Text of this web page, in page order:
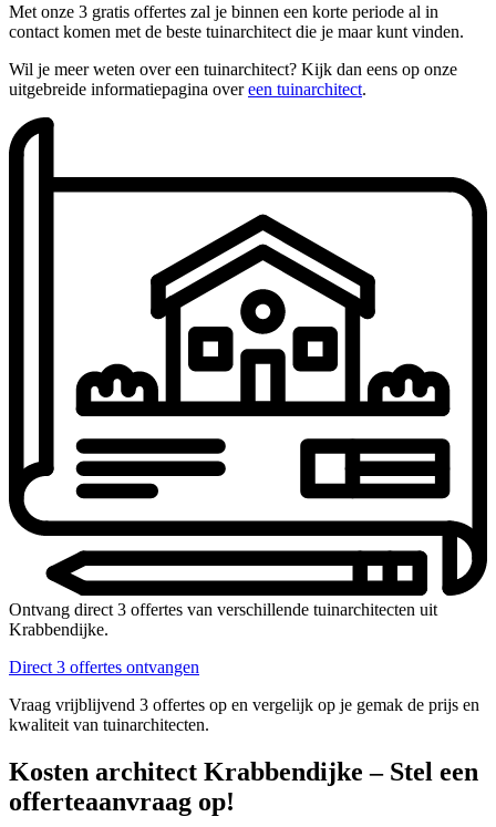
Met onze 3 gratis offertes zal je binnen een korte periode al in
contact komen met de beste tuinarchitect die je maar kunt vinden.
Wil je meer weten over een tuinarchitect? Kijk dan eens op onze
uitgebreide informatiepagina overeen tuinarchitect.
Ontvang direct 3 offertes van verschillende tuinarchitecten uit
Krabbendijke.
Direct 3 offertes ontvangen
Vraag vrijblijvend 3 offertes op en vergelijk op je gemak de prijs en
kwaliteit van tuinarchitecten.
Kosten architect Krabbendijke – Stel een
offerteaanvraag op!